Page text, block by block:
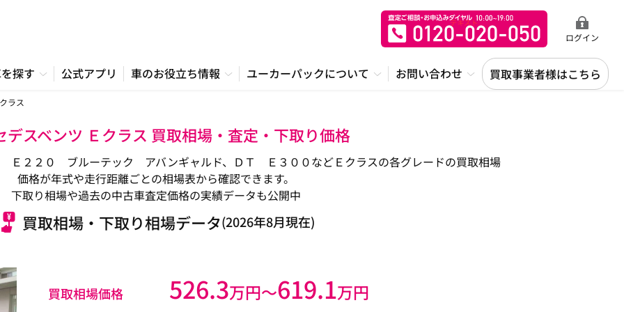
ログイン
探す 公式アプリ 車のお役立ち情報 ユーカーパックについて お問い合わせ 買取事業者様はこちら
ラス
デスベンツ Ｅクラス 買取相場・査定・下取り価格
２２０ ブルーテック アバンギャルド、ＤＴ Ｅ３００などＥクラスの各グレードの買取相場
価格が年式や走行距離ごとの相場表から確認できます。
下取り相場や過去の中古車査定価格の実績データも公開中
買取相場・下取り相場データ(2026年8月現在)
買取相場価格 526.3万円〜619.1万円